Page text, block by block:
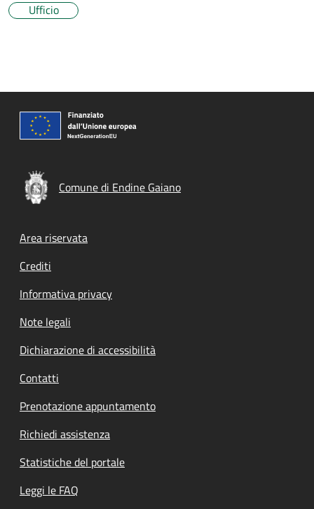
Ufficio
Comune di Endine Gaiano
Footer menu
Area riservata
Crediti
Informativa privacy
Note legali
Dichiarazione di accessibilità
Contatti
Prenotazione appuntamento
Richiedi assistenza
Statistiche del portale
Leggi le FAQ